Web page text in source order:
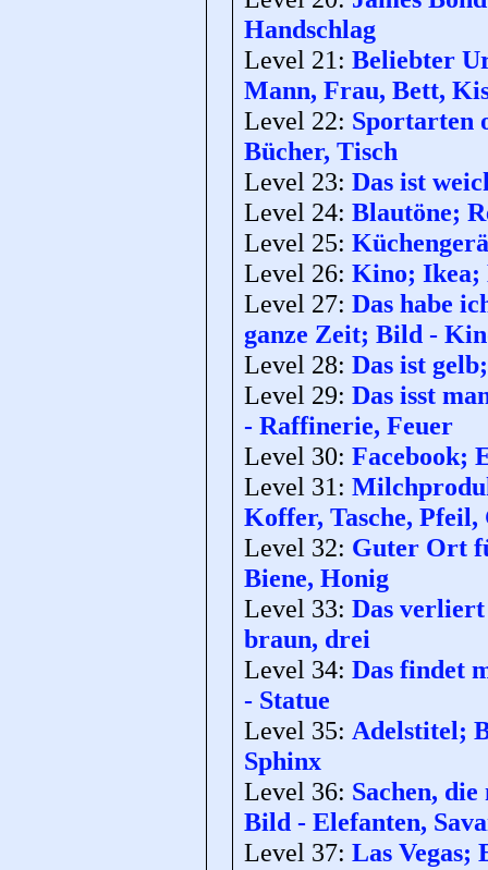
Handschlag
Level 21: Beliebter
Mann, Frau, Bett,
Level 22: Sportarten
Bücher, Tisch
Level 23: Das ist
Level 24: Blautöne;
Level 25:
Level 26: Kino; Ikea;
Level 27: Das habe
ganze Zeit; Bild -
Level 28: Das ist
Level 29: Das isst
- Raffinerie, Feuer
Level 30: Facebook;
Level 31:
Koffer, Tasche, Pfeil,
Level 32: Guter Ort
Biene, Honig
Level 33: Das
braun, drei
Level 34: Das findet
- Statue
Level 35: Adelstitel;
Sphinx
Level 36: Sachen,
Bild - Elefanten,
Level 37: Las Vegas;